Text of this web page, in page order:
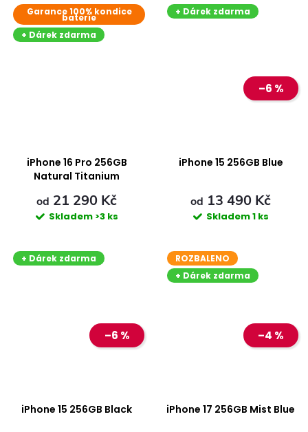
Garance 100% kondice
baterie
+ Dárek zdarma
iPhone 16 Pro 256GB
Natural Titanium
od 21 290 Kč
Skladem >3 ks
+ Dárek zdarma
–6 %
iPhone 15 256GB Blue
od 13 490 Kč
Skladem1 ks
+ Dárek zdarma
–6 %
iPhone 15 256GB Black
ROZBALENO
+ Dárek zdarma
–4 %
iPhone 17 256GB Mist Blue